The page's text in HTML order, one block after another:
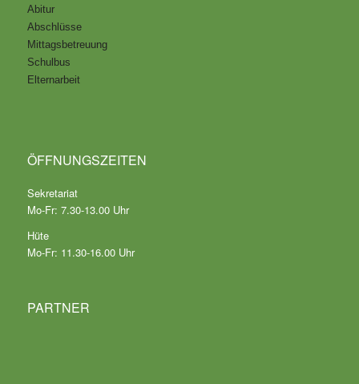
Abitur
Abschlüsse
Mittagsbetreuung
Schulbus
Elternarbeit
ÖFFNUNGSZEITEN
Sekretariat
Mo-Fr: 7.30-13.00 Uhr
Hüte
Mo-Fr: 11.30-16.00 Uhr
PARTNER